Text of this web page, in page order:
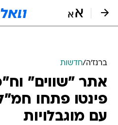
ברנז'ה/חדשות
אתר "שווים"
פינטו פתחו
עם מוגבלויות